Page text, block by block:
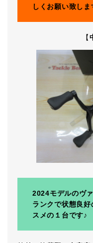
しくお願い致しま
【
2024モデルのヴ
ランクで状態良
スメの１台です♪